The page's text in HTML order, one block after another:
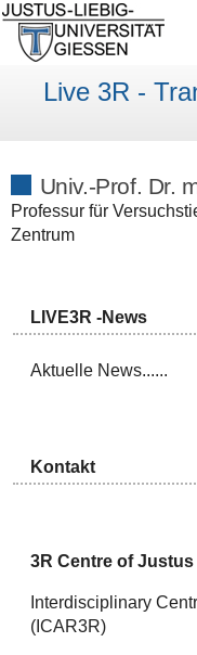
Live 3R -
Univ.-Prof. Dr.
Professur für
Zentrum
LIVE3R -News
Aktuelle News......
Kontakt
3R Centre of
Interdisciplinary
(ICAR3R)